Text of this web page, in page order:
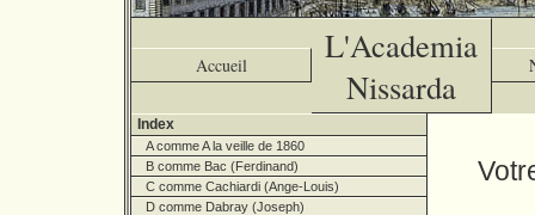
Accueil
L'Academia
Nissarda
Index
A comme A la veille de 1860
B comme Bac (Ferdinand)
C comme Cachiardi (Ange-Louis)
D comme Dabray (Joseph)